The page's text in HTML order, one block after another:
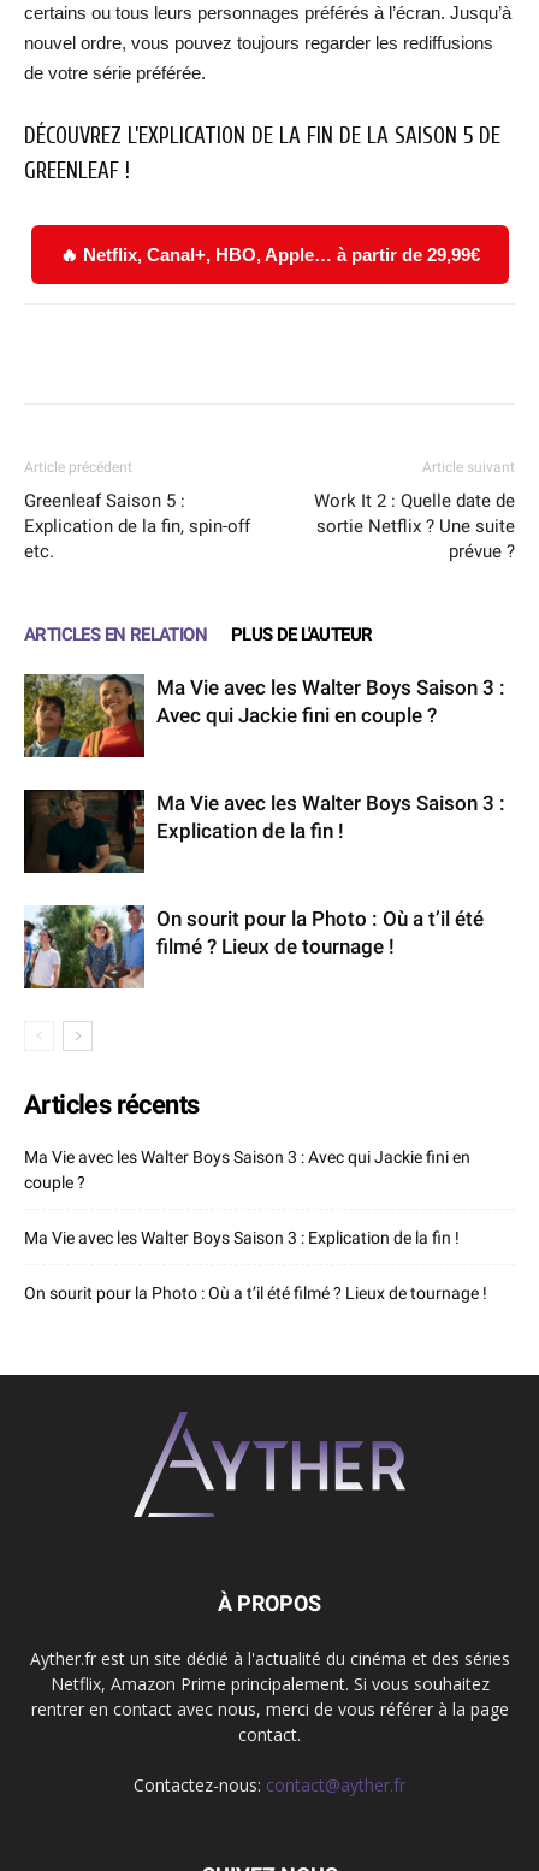
certains ou tous leurs personnages préférés à l’écran. Jusqu’à
nouvel ordre, vous pouvez toujours regarder les rediffusions
de votre série préférée.
DÉCOUVREZ L’EXPLICATION DE LA FIN DE LA SAISON 5 DE
GREENLEAF !
🔥 Netflix, Canal+, HBO, Apple… à partir de 29,99€
Article précédent
Greenleaf Saison 5 :
Explication de la fin, spin-off
etc.
Article suivant
Work It 2 : Quelle date de
sortie Netflix ? Une suite
prévue ?
ARTICLES EN RELATION PLUS DE L'AUTEUR
Ma Vie avec les Walter Boys Saison 3 :
Avec qui Jackie fini en couple ?
Ma Vie avec les Walter Boys Saison 3 :
Explication de la fin !
On sourit pour la Photo : Où a t’il été
filmé ? Lieux de tournage !
Articles récents
Ma Vie avec les Walter Boys Saison 3 : Avec qui Jackie fini en
couple ?
Ma Vie avec les Walter Boys Saison 3 : Explication de la fin !
On sourit pour la Photo : Où a t’il été filmé ? Lieux de tournage !
À PROPOS
Ayther.fr est un site dédié à l'actualité du cinéma et des séries
Netflix, Amazon Prime principalement. Si vous souhaitez
rentrer en contact avec nous, merci de vous référer à la page
contact.
Contactez-nous: contact@ayther.fr